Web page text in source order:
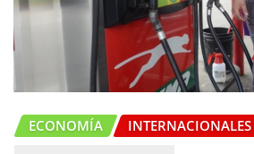
ECONOMÍA INTERNACIONALES